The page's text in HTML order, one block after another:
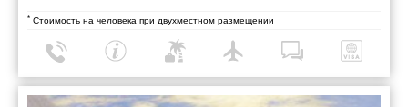
* Стоимость на человека при двухместном размещении